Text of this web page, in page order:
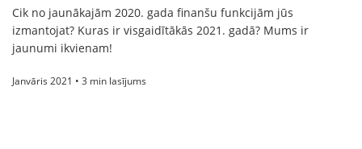
Cik no jaunākajām 2020. gada finanšu funkcijām jūs
izmantojat? Kuras ir visgaidītākās 2021. gadā? Mums ir
jaunumi ikvienam!
Janvāris 2021 • 3 min lasījums